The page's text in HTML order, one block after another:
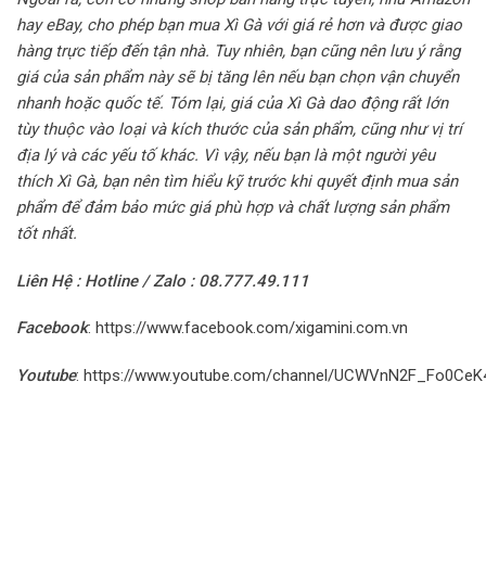
hay eBay, cho phép bạn mua Xì Gà với giá rẻ hơn và được giao
hàng trực tiếp đến tận nhà. Tuy nhiên, bạn cũng nên lưu ý rằng
giá của sản phẩm này sẽ bị tăng lên nếu bạn chọn vận chuyển
nhanh hoặc quốc tế. Tóm lại, giá của Xì Gà dao động rất lớn
tùy thuộc vào loại và kích thước của sản phẩm, cũng như vị trí
địa lý và các yếu tố khác. Vì vậy, nếu bạn là một người yêu
thích Xì Gà, bạn nên tìm hiểu kỹ trước khi quyết định mua sản
phẩm để đảm bảo mức giá phù hợp và chất lượng sản phẩm
tốt nhất.
Liên Hệ : Hotline / Zalo : 08.777.49.111
Facebook: https://www.facebook.com/xigamini.com.vn
Youtube: https://www.youtube.com/channel/